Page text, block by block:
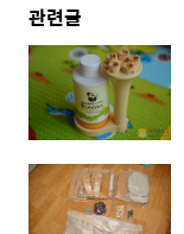
관련글